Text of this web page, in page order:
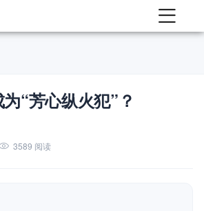
“芳心纵火犯”？
3589 阅读